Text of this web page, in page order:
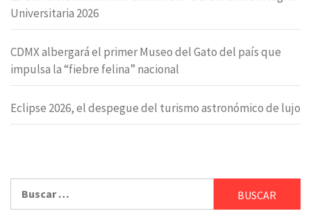
Universitaria 2026
CDMX albergará el primer Museo del Gato del país que
impulsa la “fiebre felina” nacional
Eclipse 2026, el despegue del turismo astronómico de lujo